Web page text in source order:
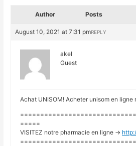
Author Posts
August 10, 2021 at 7:31 pmREPLY
akel
Guest
Achat UNISOM! Acheter unisom en
=====
VISITEZ notre pharmacie en ligne ->